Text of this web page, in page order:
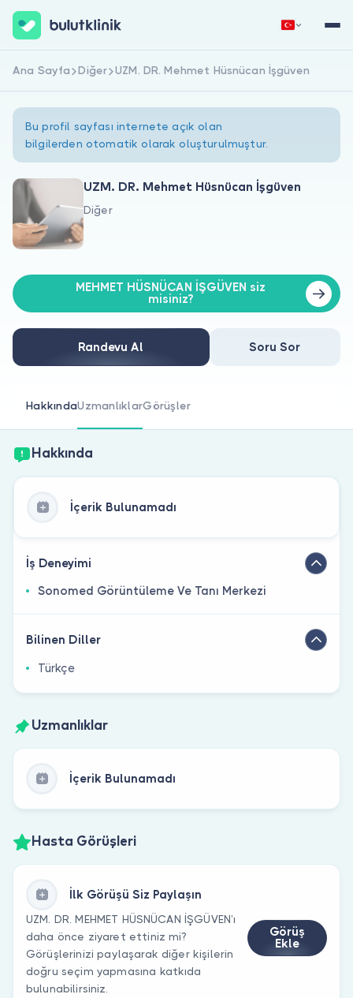
Hakkımızda
Doktorlar için
Doktor musunuz?
Hemen Kaydol Giriş Yap
Ana Sayfa Diğer UZM. DR. Mehmet Hüsnücan İşgüven
Bu profil sayfası internete açık olan
bilgilerden otomatik olarak oluşturulmuştur.
UZM. DR. Mehmet Hüsnücan İşgüven
Diğer
MEHMET HÜSNÜCAN İŞGÜVEN siz
misiniz?
Randevu Al Soru Sor
HakkındaUzmanlıklarGörüşler
Hakkında
İçerik Bulunamadı
İş Deneyimi
Sonomed Görüntüleme Ve Tanı Merkezi
Bilinen Diller
Türkçe
Uzmanlıklar
İçerik Bulunamadı
Hasta Görüşleri
İlk Görüşü Siz Paylaşın
UZM. DR. MEHMET HÜSNÜCAN İŞGÜVEN’ı
daha önce ziyaret ettiniz mi?
Görüşlerinizi paylaşarak diğer kişilerin
doğru seçim yapmasına katkıda
bulunabilirsiniz.
Görüş
Ekle